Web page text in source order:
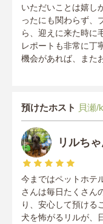
いただいことは嬉し
ったにも関わらず、
ら、迎えに来た時に
レポートも非常に丁
機会があれば、また
預けたホスト 貝瀬/
リルち
今まではペットホテ
さんは毎日たくさん
り、安心して預ける
犬を怖がるリルが、